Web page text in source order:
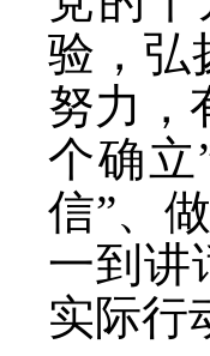
验，弘
努力，
个确立
信”、
一到讲
实际行